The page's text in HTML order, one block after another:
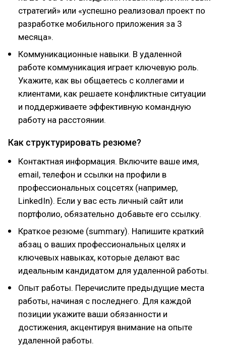
стратегий» или «успешно реализовал проект по
разработке мобильного приложения за 3
месяца».
Коммуникационные навыки. В удаленной
работе коммуникация играет ключевую роль.
Укажите, как вы общаетесь с коллегами и
клиентами, как решаете конфликтные ситуации
и поддерживаете эффективную командную
работу на расстоянии.
Как структурировать резюме?
Контактная информация. Включите ваше имя,
email, телефон и ссылки на профили в
профессиональных соцсетях (например,
LinkedIn). Если у вас есть личный сайт или
портфолио, обязательно добавьте его ссылку.
Краткое резюме (summary). Напишите краткий
абзац о ваших профессиональных целях и
ключевых навыках, которые делают вас
идеальным кандидатом для удаленной работы.
Опыт работы. Перечислите предыдущие места
работы, начиная с последнего. Для каждой
позиции укажите ваши обязанности и
достижения, акцентируя внимание на опыте
удаленной работы.